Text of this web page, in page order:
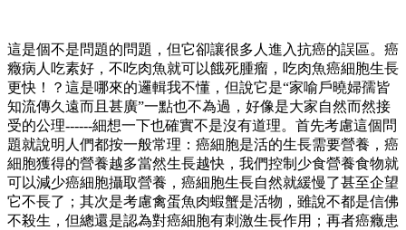
這是個不是問題的問題，但它卻讓很多人進入抗癌的誤區。癌
癥病人吃素好，不吃肉魚就可以餓死腫瘤，吃肉魚癌細胞生長
更快！？這是哪來的邏輯我不懂，但說它是“家喻戶曉婦孺皆
知流傳久遠而且甚廣”一點也不為過，好像是大家自然而然接
受的公理------細想一下也確實不是沒有道理。首先考慮這個問
題就說明人們都按一般常理：癌細胞是活的生長需要營養，癌
細胞獲得的營養越多當然生長越快，我們控制少食營養食物就
可以減少癌細胞攝取營養，癌細胞生長自然就緩慢了甚至企望
它不長了；其次是考慮禽蛋魚肉蝦蟹是活物，雖說不都是信佛
不殺生，但總還是認為對癌細胞有刺激生長作用；再者癌癥患